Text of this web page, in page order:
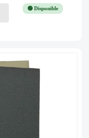
🟢 Disponible